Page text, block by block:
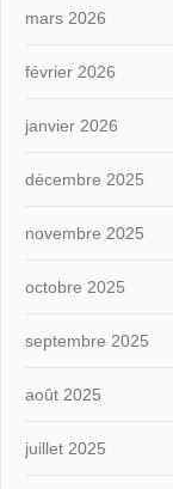
mars 2026
février 2026
janvier 2026
décembre 2025
novembre 2025
octobre 2025
septembre 2025
août 2025
juillet 2025